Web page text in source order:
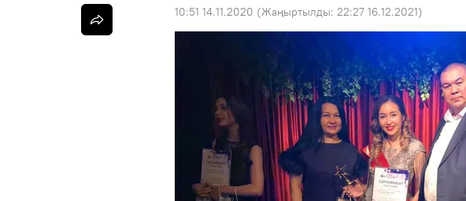
10:51 14.11.2020 (Жаңыртылды: 22:27 16.12.2021)